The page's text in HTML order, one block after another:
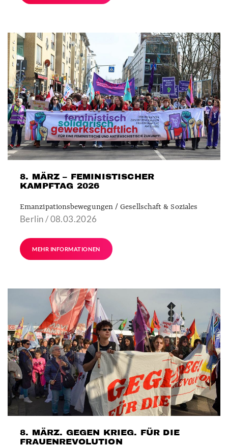
8. MÄRZ – FEMINISTISCHER
KAMPFTAG 2026
Emanzipationsbewegungen / Gesellschaft & Soziales
Berlin / 08.03.2026
MEHR INFORMATIONEN
8. MÄRZ. GEGEN KRIEG. FÜR DIE
FRAUENREVOLUTION